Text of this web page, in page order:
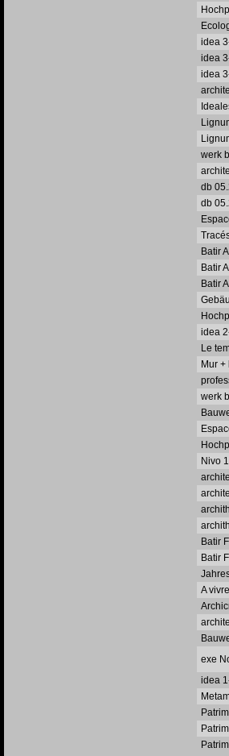
idea
idea
idea
werk
db
db
Batir
Batir
Batir
idea
Le
Mur
werk
Nivo
Batir
Batir
A
exe
idea